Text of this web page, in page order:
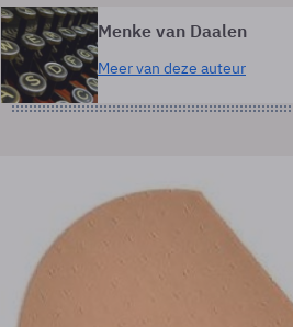
Menke van Daalen
Meer van deze auteur